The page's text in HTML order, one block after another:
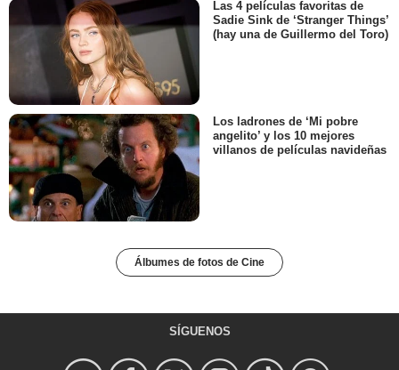
Las 4 películas favoritas de
Sadie Sink de ‘Stranger Things’
(hay una de Guillermo del Toro)
Los ladrones de ‘Mi pobre
angelito’ y los 10 mejores
villanos de películas navideñas
Álbumes de fotos de Cine
SÍGUENOS